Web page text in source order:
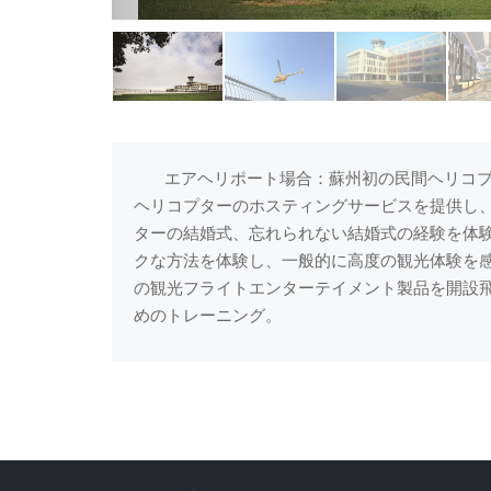
エアヘリポート場合：蘇州初の民間ヘリコ
ヘリコプターのホスティングサービスを提供し
ターの結婚式、忘れられない結婚式の経験を
クな方法を体験し、一般的に高度の観光体験
の観光フライトエンターテイメント製品を開設
めのトレーニング。